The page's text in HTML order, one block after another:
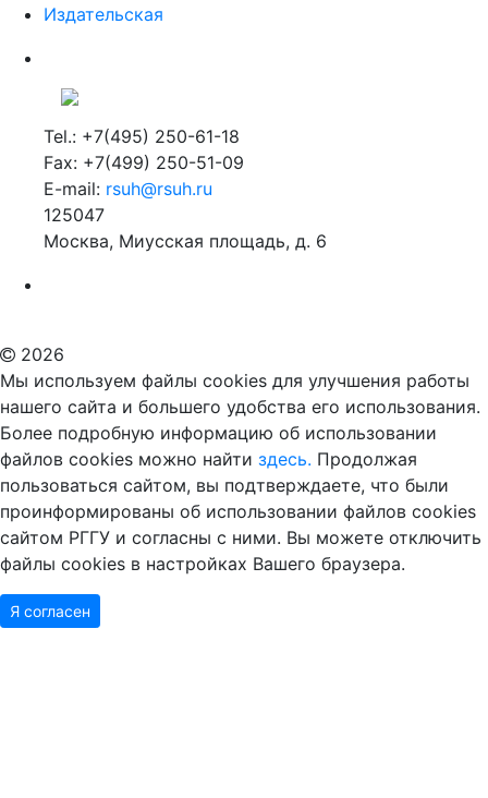
Издательская
Tel.: +7(495) 250-61-18
Fax: +7(499) 250-51-09
E-mail: rsuh@rsuh.ru
125047
Москва, Миусская площадь, д. 6
2026
Мы используем файлы cookies для улучшения работы
нашего сайта и большего удобства его использования.
Более подробную информацию об использовании
файлов cookies можно найти здесь. Продолжая
пользоваться сайтом, вы подтверждаете, что были
проинформированы об использовании файлов cookies
сайтом РГГУ и согласны с ними. Вы можете отключить
файлы cookies в настройках Вашего браузера.
Я согласен